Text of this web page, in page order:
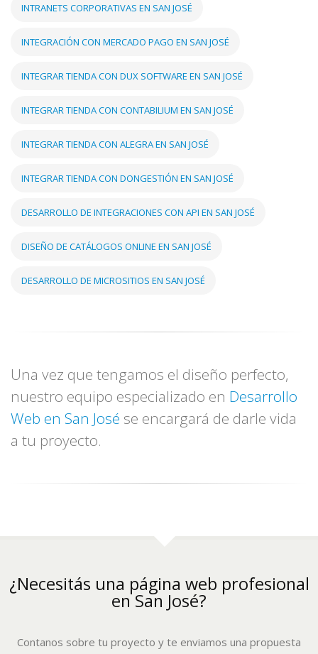
INTRANETS CORPORATIVAS EN SAN JOSÉ
INTEGRACIÓN CON MERCADO PAGO EN SAN JOSÉ
INTEGRAR TIENDA CON DUX SOFTWARE EN SAN JOSÉ
INTEGRAR TIENDA CON CONTABILIUM EN SAN JOSÉ
INTEGRAR TIENDA CON ALEGRA EN SAN JOSÉ
INTEGRAR TIENDA CON DONGESTIÓN EN SAN JOSÉ
DESARROLLO DE INTEGRACIONES CON API EN SAN JOSÉ
DISEÑO DE CATÁLOGOS ONLINE EN SAN JOSÉ
DESARROLLO DE MICROSITIOS EN SAN JOSÉ
Una vez que tengamos el diseño perfecto,
nuestro equipo especializado en Desarrollo
Web en San José se encargará de darle vida
a tu proyecto.
¿Necesitás una página web profesional
en San José?
Contanos sobre tu proyecto y te enviamos una propuesta